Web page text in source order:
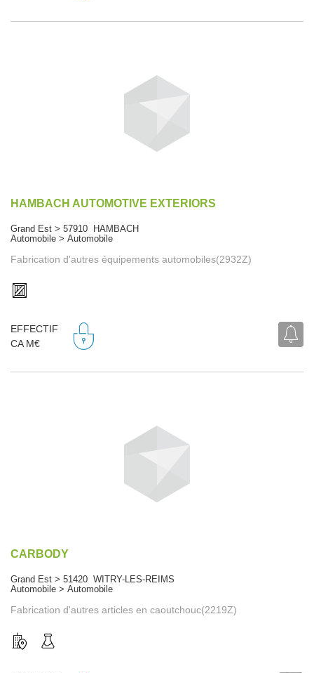
HAMBACH AUTOMOTIVE EXTERIORS
Grand Est > 57910 HAMBACH
Automobile > Automobile
Fabrication d'autres équipements automobiles(2932Z)
EFFECTIF
CA M€
CARBODY
Grand Est > 51420 WITRY-LES-REIMS
Automobile > Automobile
Fabrication d'autres articles en caoutchouc(2219Z)